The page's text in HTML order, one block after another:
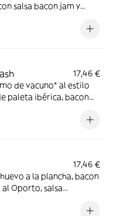
salsa bacon jam y
17,46 €
de vacuno* al estilo
paleta ibérica, bacon
estilo brioche. *60% de
17,46 €
a la plancha, bacon
Oporto, salsa